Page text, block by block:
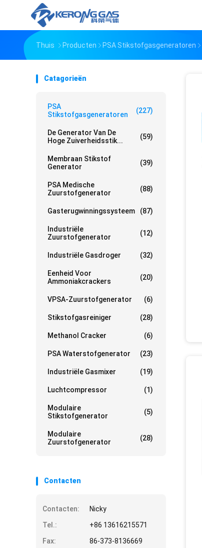
Thuis Producten PSA Stikstofgasgeneratoren
Catagorieën
PSA
Stikstofgasgeneratoren
(227)
De Generator Van De
Hoge Zuiverheidsstik...
(59)
Membraan Stikstof
Generator
(39)
PSA Medische
Zuurstofgenerator
(88)
Gasterugwinningssysteem (87)
Industriële
Zuurstofgenerator
(12)
Industriële Gasdroger (32)
Eenheid Voor
Ammoniakcrackers
(20)
VPSA-Zuurstofgenerator (6)
Stikstofgasreiniger (28)
Methanol Cracker (6)
PSA Waterstofgenerator (23)
Industriële Gasmixer (19)
Luchtcompressor (1)
Modulaire
Stikstofgenerator
(5)
Modulaire
Zuurstofgenerator
(28)
Contacten
Contacten:
Nicky
Tel.:
+86 13616215571
Fax:
86-373-8136669